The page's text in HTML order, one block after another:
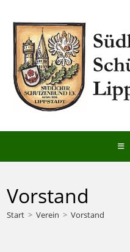
Inhalt
springen
Vorstand
Start > Verein > Vorstand